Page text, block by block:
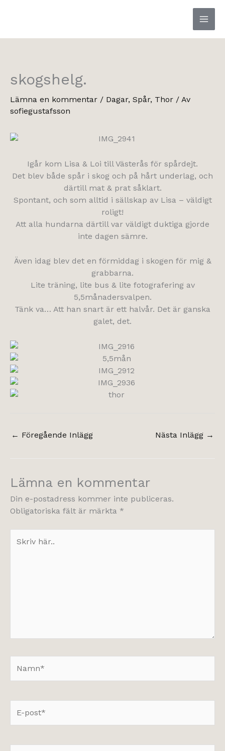
skogshelg.
Lämna en kommentar / Dagar, Spår, Thor / Av
sofiegustafsson
Igår kom Lisa & Loi till Västerås för spårdejt.
Det blev både spår i skog och på hårt underlag, och
därtill mat & prat såklart.
Spontant, och som alltid i sällskap av Lisa – väldigt
roligt!
Att alla hundarna därtill var väldigt duktiga gjorde
inte dagen sämre.
Även idag blev det en förmiddag i skogen för mig &
grabbarna.
Lite träning, lite bus & lite fotografering av
5,5månadersvalpen.
Tänk va… Att han snart är ett halvår. Det är ganska
galet, det.
← Föregående Inlägg Nästa Inlägg →
Lämna en kommentar
Din e-postadress kommer inte publiceras.
Obligatoriska fält är märkta *
här..
post*